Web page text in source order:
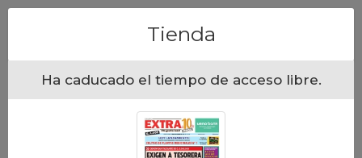
Tienda
Ha caducado el tiempo de acceso libre.